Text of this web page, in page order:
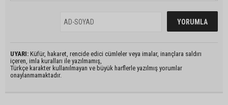
UYARI: Küfür, hakaret, rencide edici cümleler veya imalar, inançlara saldırı
içeren, imla kuralları ile yazılmamış,
Türkçe karakter kullanılmayan ve büyük harflerle yazılmış yorumlar
onaylanmamaktadır.